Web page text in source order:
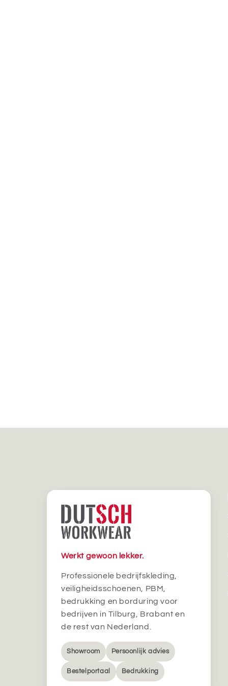
Werkt gewoon lekker.
Professionele bedrijfskleding,
veiligheidsschoenen, PBM,
bedrukking en borduring voor
bedrijven in Tilburg, Brabant en
de rest van Nederland.
Showroom Persoonlijk advies
Bestelportaal Bedrukking